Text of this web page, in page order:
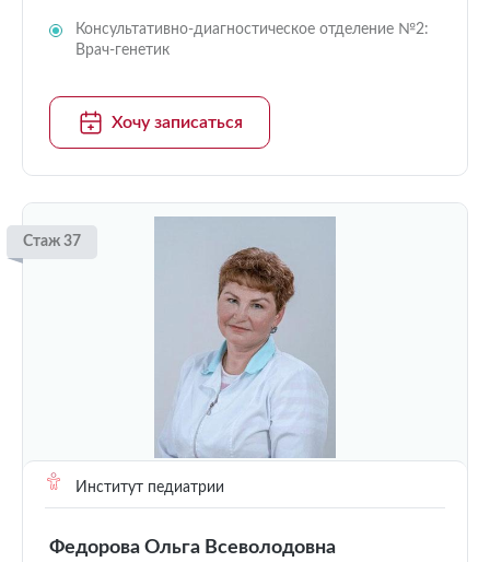
Консультативно-диагностическое отделение №2:
Врач-генетик
Хочу записаться
Стаж 37
Институт педиатрии
Федорова Ольга Всеволодовна